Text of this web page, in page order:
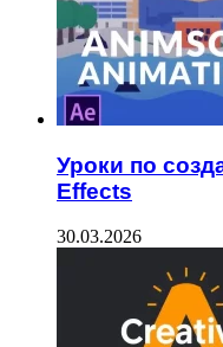
Уроки по
Effects
30.03.2026